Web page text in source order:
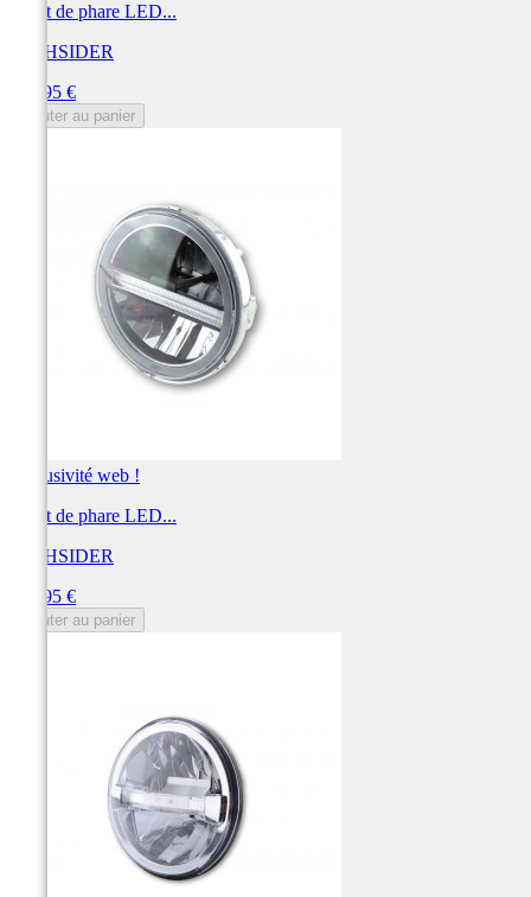
Insert de phare LED...
HIGHSIDER
249,95 €
Ajouter au panier
Exclusivité web !
Insert de phare LED...
HIGHSIDER
249,95 €
Ajouter au panier